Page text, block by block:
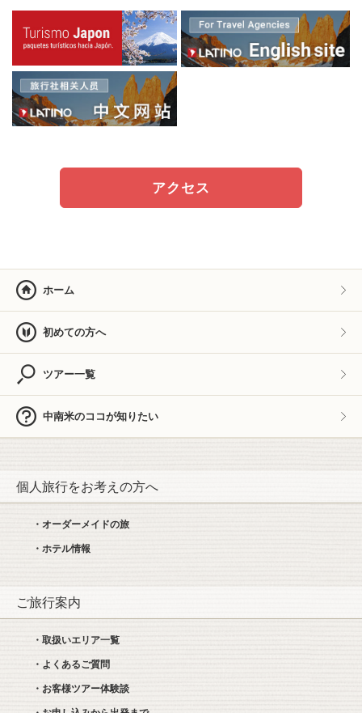
アクセス
ホーム
初めての方へ
ツアー一覧
中南米のココが知りたい
個人旅行をお考えの方へ
・オーダーメイドの旅
・ホテル情報
ご旅行案内
・取扱いエリア一覧
・よくあるご質問
・お客様ツアー体験談